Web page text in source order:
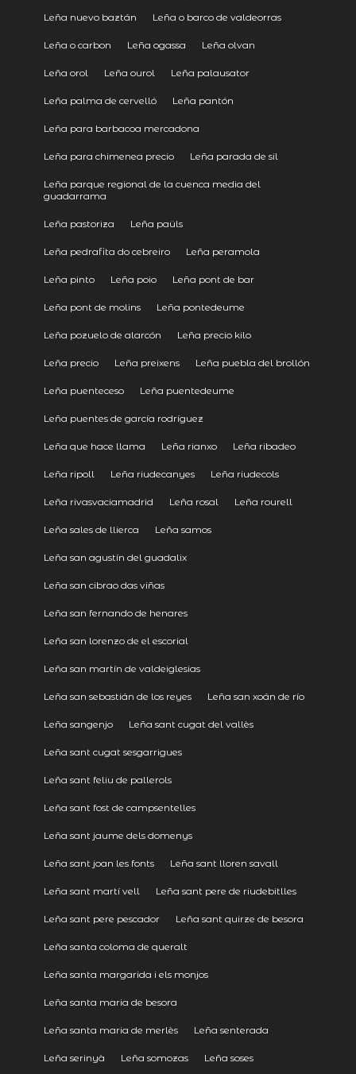
Leña nuevo baztán Leña o barco de valdeorras
Leña o carbon Leña ogassa Leña olvan
Leña orol Leña ourol Leña palausator
Leña palma de cervelló Leña pantón
Leña para barbacoa mercadona
Leña para chimenea precio Leña parada de sil
Leña parque regional de la cuenca media del
guadarrama
Leña pastoriza Leña paüls
Leña pedrafita do cebreiro Leña peramola
Leña pinto Leña poio Leña pont de bar
Leña pont de molins Leña pontedeume
Leña pozuelo de alarcón Leña precio kilo
Leña precio Leña preixens Leña puebla del brollón
Leña puenteceso Leña puentedeume
Leña puentes de garcía rodríguez
Leña que hace llama Leña rianxo Leña ribadeo
Leña ripoll Leña riudecanyes Leña riudecols
Leña rivasvaciamadrid Leña rosal Leña rourell
Leña sales de llierca Leña samos
Leña san agustín del guadalix
Leña san cibrao das viñas
Leña san fernando de henares
Leña san lorenzo de el escorial
Leña san martín de valdeiglesias
Leña san sebastián de los reyes Leña san xoán de río
Leña sangenjo Leña sant cugat del vallès
Leña sant cugat sesgarrigues
Leña sant feliu de pallerols
Leña sant fost de campsentelles
Leña sant jaume dels domenys
Leña sant joan les fonts Leña sant lloren savall
Leña sant martí vell Leña sant pere de riudebitlles
Leña sant pere pescador Leña sant quirze de besora
Leña santa coloma de queralt
Leña santa margarida i els monjos
Leña santa maria de besora
Leña santa maria de merlès Leña senterada
Leña serinyà Leña somozas Leña soses